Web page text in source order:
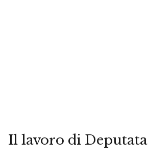
Il lavoro di Deputata